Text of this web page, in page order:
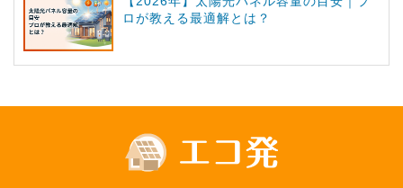
ロが教える最適解とは？